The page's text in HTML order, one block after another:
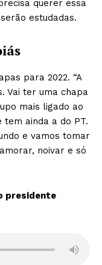
querer essa
estudadas.
para 2022. “A
Vai ter uma chapa
mais ligado ao
ainda a do PT.
e vamos tomar
noivar e só
presidente